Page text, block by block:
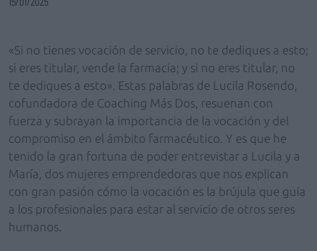
«Si no tienes vocación de servicio, no te dediques a esto;
si eres titular, vende la farmacia; y si no eres titular, no
te dediques a esto». Estas palabras de Lucila Rosendo,
cofundadora de Coaching Más Dos, resuenan con
fuerza y subrayan la importancia de la vocación y del
compromiso en el ámbito farmacéutico. Y es que he
tenido la gran fortuna de poder entrevistar a Lucila y a
María, dos mujeres emprendedoras que nos explican
con gran pasión cómo la vocación es la brújula que guía
a los profesionales para estar al servicio de otros seres
humanos.